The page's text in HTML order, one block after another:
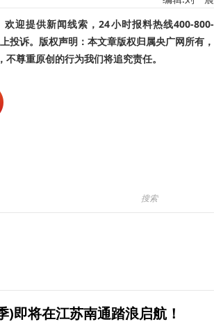
迎提供新闻线索，24小时报料热线400-800-
投诉。版权声明：本文章版权归属央广网所有，
尊重原创的行为我们将追究责任。
即将在江苏南通踏浪启航！